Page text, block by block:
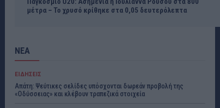
μέτρα – Το χρυσό κρίθηκε στα 0,05 δευτερόλεπτα
ΝΕΑ
ΕΙΔΗΣΕΙΣ
Απάτη: Ψεύτικες σελίδες υπόσχονται δωρεάν προβολή της
«Οδύσσειας» και κλέβουν τραπεζικά στοιχεία